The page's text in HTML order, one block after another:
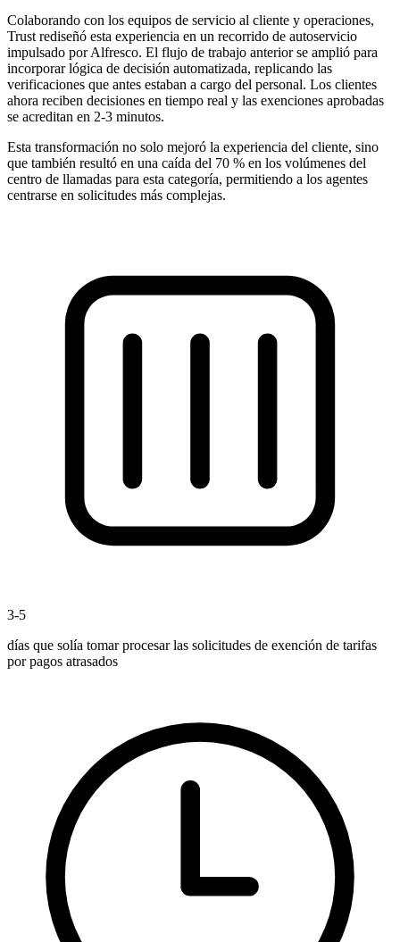
Colaborando con los equipos de servicio al cliente y operaciones,
Trust rediseñó esta experiencia en un recorrido de autoservicio
impulsado por Alfresco. El flujo de trabajo anterior se amplió para
incorporar lógica de decisión automatizada, replicando las
verificaciones que antes estaban a cargo del personal. Los clientes
ahora reciben decisiones en tiempo real y las exenciones aprobadas
se acreditan en 2-3 minutos.
Esta transformación no solo mejoró la experiencia del cliente, sino
que también resultó en una caída del 70 % en los volúmenes del
centro de llamadas para esta categoría, permitiendo a los agentes
centrarse en solicitudes más complejas.
3-5
días que solía tomar procesar las solicitudes de exención de tarifas
por pagos atrasados